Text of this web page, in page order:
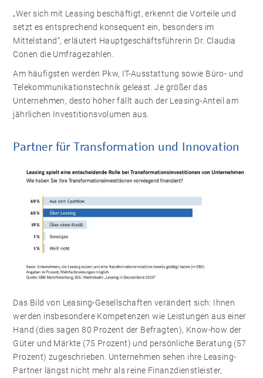
„Wer sich mit Leasing beschäftigt, erkennt die Vorteile und
setzt es entsprechend konsequent ein, besonders im
Mittelstand“, erläutert Hauptgeschäftsführerin Dr. Claudia
Conen die Umfragezahlen.
Am häufigsten werden Pkw, IT-Ausstattung sowie Büro- und
Telekommunikationstechnik geleast. Je größer das
Unternehmen, desto höher fällt auch der Leasing-Anteil am
jährlichen Investitionsvolumen aus.
Partner für Transformation und Innovation
Das Bild von Leasing-Gesellschaften verändert sich: Ihnen
werden insbesondere Kompetenzen wie Leistungen aus einer
Hand (dies sagen 80 Prozent der Befragten), Know-how der
Güter und Märkte (75 Prozent) und persönliche Beratung (57
Prozent) zugeschrieben. Unternehmen sehen ihre Leasing-
Partner längst nicht mehr als reine Finanzdienstleister,